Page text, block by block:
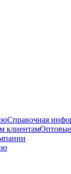
Справочная
клиентамОптовые